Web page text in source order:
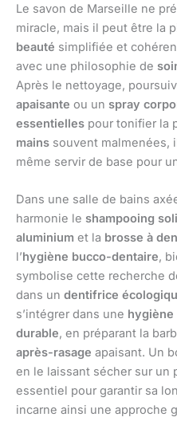
Le savon de Marseille ne
miracle, mais il peut être la
beauté simplifiée et
avec une philosophie de
Après le nettoyage,
apaisante ou un spray
essentielles pour tonifier la
mains souvent malmenées,
même servir de base pour
Dans une salle de bains
harmonie le shampooing
aluminium et la brosse à
l’hygiène bucco-dentaire,
symbolise cette recherche
dans un dentifrice
s’intégrer dans une hygiène
durable, en préparant la
après-rasage apaisant. Un
en le laissant sécher sur un
essentiel pour garantir sa
incarne ainsi une approche